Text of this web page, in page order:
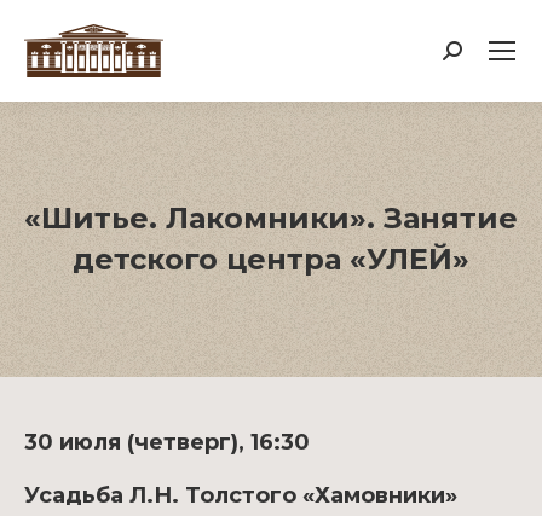
Поиск:
«Шитье. Лакомники». Занятие
детского центра «УЛЕЙ»
30 июля (четверг), 16:30
Усадьба Л.Н. Толстого «Хамовники»